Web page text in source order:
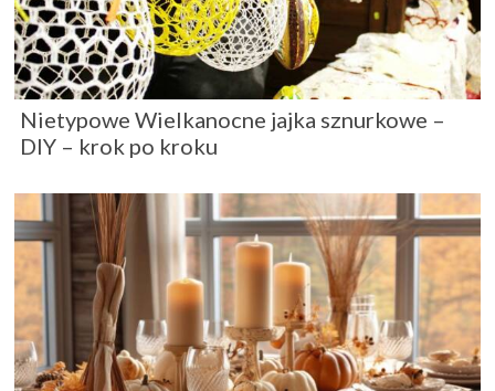
Nietypowe Wielkanocne jajka sznurkowe –
DIY – krok po kroku